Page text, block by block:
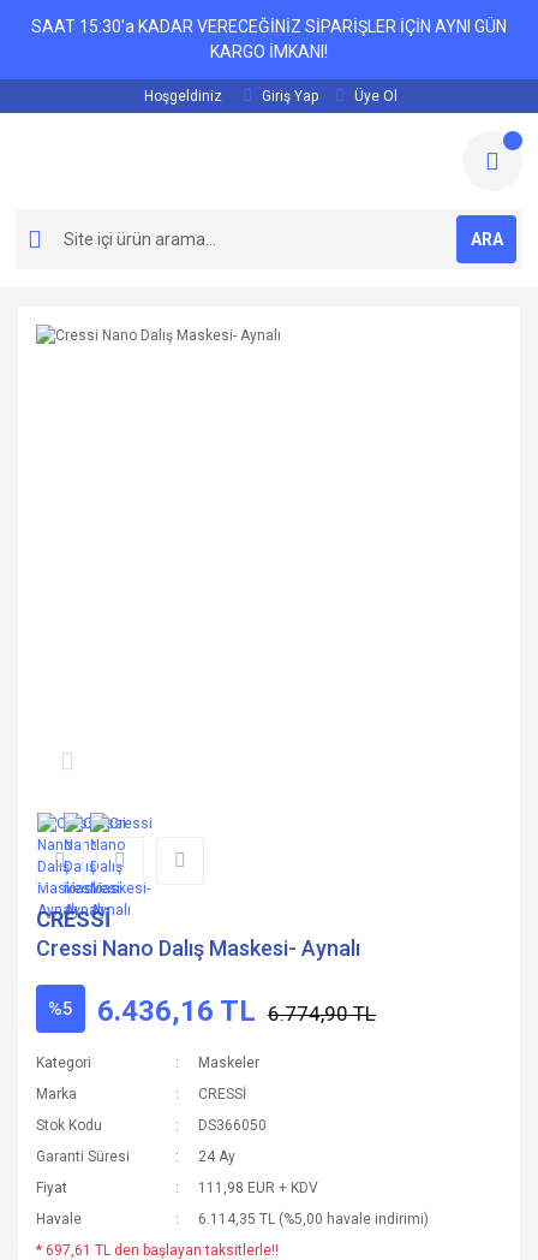
SAAT 15:30'a KADAR VERECEĞİNİZ SİPARİŞLER İÇİN AYNI GÜN
KARGO İMKANI!
Hoşgeldiniz Giriş Yap Üye Ol
ARA
CRESSİ
Cressi Nano Dalış Maskesi- Aynalı
%5 6.436,16 TL 6.774,90 TL
Kategori
Maskeler
Marka
CRESSİ
Stok Kodu
DS366050
Garanti Süresi
24 Ay
Fiyat
111,98 EUR + KDV
Havale
6.114,35 TL (%5,00 havale indirimi)
* 697,61 TL den başlayan taksitlerle!!